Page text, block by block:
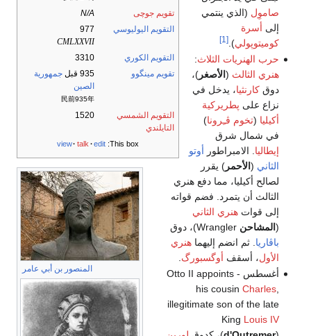
تقويم جوچى
N/A
التقويم اليوليوسي
977
CMLXXVII
التقويم الكوري
3310
تقويم مينگوو
935 قبل
جمهورية
الصين
民前935年
التقويم الشمسي
التايلندي
1520
This box:
view talk edit
المنصور بن أبي عامر
صاموِل (الذي ينتمي
إلى أسرة
كوميتوپولي).
[1]
حرب الهنريات الثلاث:
هنري الثالث ( الأصغر)،
دوقكارنثيا، يدخل في
نزاع على پطريركية
أكيليا (تخوم ڤـِرونا)
في شمال شرق
إيطاليا . الامبراطور أوتو
الثاني ( الأحمر) يقرر
لصالح أكيليا، مما دفع هنري
الثالث أن يتمرد. فضم قواته
إلى قواتهنري الثاني
( المشاحن Wrangler)، دوق
باڤاريا . ثم انضم إليهماهنري
الأول، أسقف أوگسبورگ
أغسطس - Otto II appoints
his cousin Charles,
illegitimate son of the late
King Louis IV